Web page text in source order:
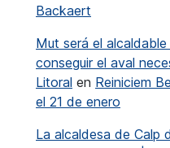
Backaert
Mut será el
conseguir el aval
Litoral en Reiniciem
el 21 de enero
La alcaldesa de Calp